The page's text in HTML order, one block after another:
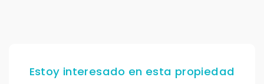
Estoy interesado en esta propiedad